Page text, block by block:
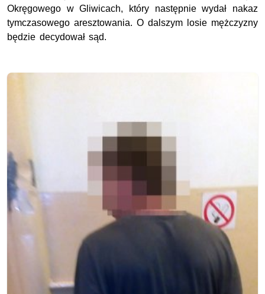
Okręgowego w Gliwicach, który następnie wydał nakaz
tymczasowego aresztowania. O dalszym losie mężczyzny
będzie decydował sąd.